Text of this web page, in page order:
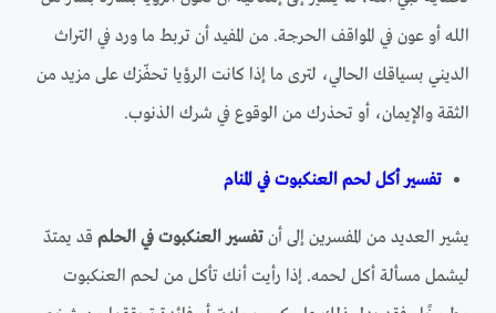
الله أو عون في المواقف الحرجة. من المفيد أن تربط ما ورد في التراث
الديني بسياقك الحالي، لترى ما إذا كانت الرؤيا تحفّزك على مزيد من
الثقة والإيمان، أو تحذرك من الوقوع في شرك الذنوب.
تفسير أكل لحم العنكبوت في المنام
يشير العديد من المفسرين إلى أنتفسير العنكبوت في الحلم قد يمتدّ
ليشمل مسألة أكل لحمه. إذا رأيت أنك تأكل من لحم العنكبوت